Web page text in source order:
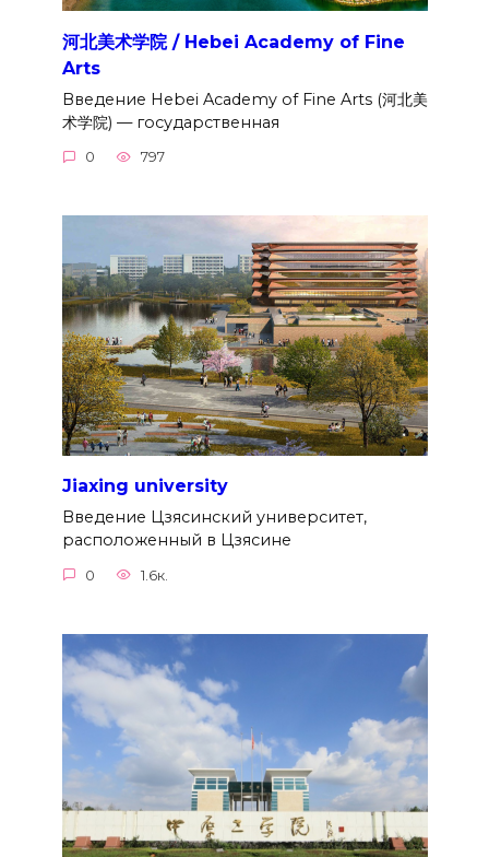
河北美术学院 / Hebei Academy of Fine
Arts
Введение Hebei Academy of Fine Arts (河北美
术学院) — государственная
0 797
Jiaxing university
Введение Цзясинский университет,
расположенный в Цзясине
0 1.6к.